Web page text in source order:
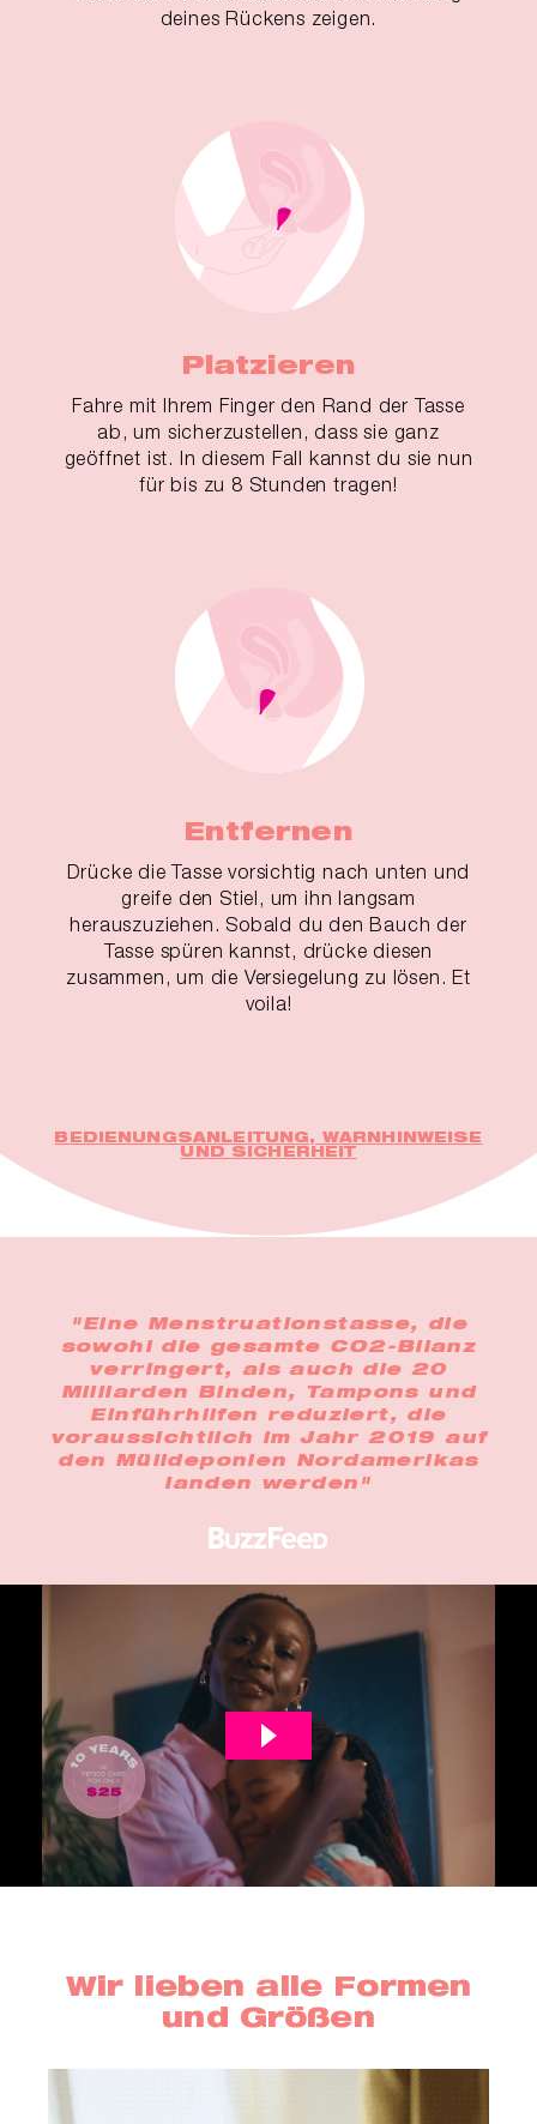
deines Rückens zeigen.
Platzieren
Fahre mit Ihrem Finger den Rand der Tasse
ab, um sicherzustellen, dass sie ganz
geöffnet ist. In diesem Fall kannst du sie nun
für bis zu 8 Stunden tragen!
Entfernen
Drücke die Tasse vorsichtig nach unten und
greife den Stiel, um ihn langsam
herauszuziehen. Sobald du den Bauch der
Tasse spüren kannst, drücke diesen
zusammen, um die Versiegelung zu lösen. Et
voila!
BEDIENUNGSANLEITUNG, WARNHINWEISE
UND SICHERHEIT
"Eine Menstruationstasse, die
sowohl die gesamte CO2-Bilanz
verringert, als auch die 20
Milliarden Binden, Tampons und
Einführhilfen reduziert, die
voraussichtlich im Jahr 2019 auf
den Mülldeponien Nordamerikas
landen werden"
Wir lieben alle Formen
und Größen